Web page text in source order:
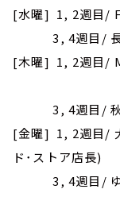
[水曜] 1, 2週目/
3, 4週目/ 長
[木曜] 1, 2週
3, 4週目/ 秋
[金曜] 1, 2週目/
ド･ストア店⻑)
3, 4週目/ ゆ